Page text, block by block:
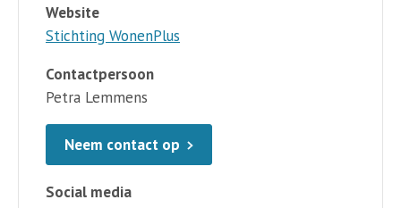
Website
Stichting WonenPlus
Contactpersoon
Petra Lemmens
Neem contact op
Social media